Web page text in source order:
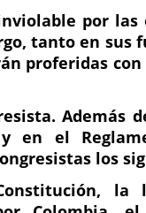
por
tanto en sus
proferidas
Además
en el
los
la